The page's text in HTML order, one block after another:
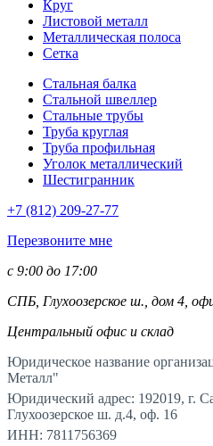
Круг
Листовой металл
Металлическая полоса
Сетка
Стальная балка
Стальной швеллер
Стальные трубы
Труба круглая
Труба профильная
Уголок металлический
Шестигранник
+7 (812) 209-27-77
Перезвоните мне
с 9:00 до 17:00
СПБ, Глухоозерское ш., дом 4,
Центральный офис и склад
Юридическое название
Металл"
Юридический адрес: 192019, г.
Глухоозерское ш. д.4, оф. 16
ИНН: 7811756369